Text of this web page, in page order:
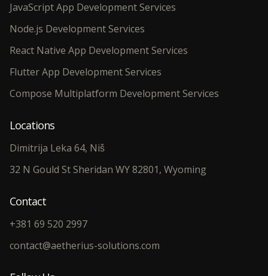
JavaScript App Development Services
Node.js Development Services
React Native App Development Services
Flutter App Development Services
Compose Multiplatform Development Services
Locations
Dimitrija Leka 64, Niš
32 N Gould St Sheridan WY 82801, Wyoming
Contact
+381 69 520 2997
contact@aetherius-solutions.com